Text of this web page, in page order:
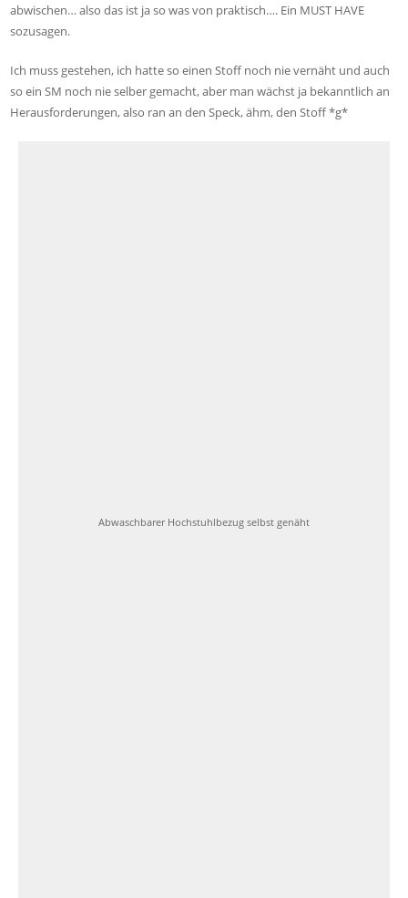
abwischen… also das ist ja so was von praktisch…. Ein MUST HAVE
sozusagen.
Ich muss gestehen, ich hatte so einen Stoff noch nie vernäht und auch
so ein SM noch nie selber gemacht, aber man wächst ja bekanntlich an
Herausforderungen, also ran an den Speck, ähm, den Stoff *g*
Abwaschbarer Hochstuhlbezug selbst genäht